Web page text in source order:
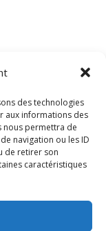
des technologies
aux informations des
nous permettra de
navigation ou les ID
de retirer son
caractéristiques